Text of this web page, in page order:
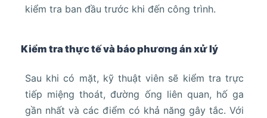
kiểm tra ban đầu trước khi đến công trình.
Kiểm tra thực tế và báo phương án xử lý
Sau khi có mặt, kỹ thuật viên sẽ kiểm tra trực
tiếp miệng thoát, đường ống liên quan, hố ga
gần nhất và các điểm có khả năng gây tắc. Với